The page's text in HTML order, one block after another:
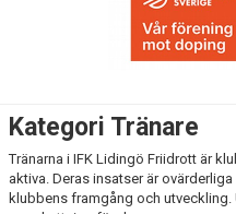
KATEGORIER TRÄNARE
ÅRETS SENIOR-/
ÅRETS BARNTRÄNARE
ÅRETS UNGDOMSTRÄNARE
Kategori Tränare
Tränarna i IFK Lidingö Friidrott är
aktiva. Deras insatser är
klubbens framgång och utveckling.